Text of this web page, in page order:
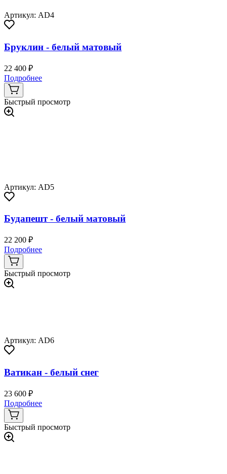
Артикул: AD4
Бруклин - белый матовый
22 400 ₽
Подробнее
Быстрый просмотр
Артикул: AD5
Будапешт - белый матовый
22 200 ₽
Подробнее
Быстрый просмотр
Артикул: AD6
Ватикан - белый снег
23 600 ₽
Подробнее
Быстрый просмотр